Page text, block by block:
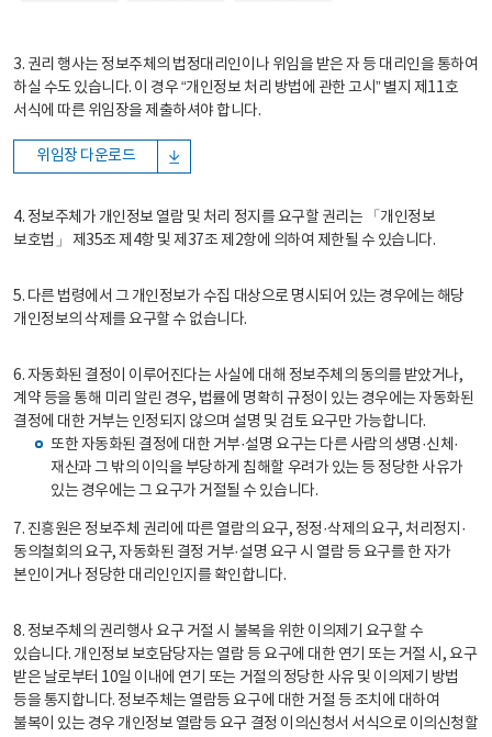
3. 권리 행사는 정보주체의 법정대리인이나 위임을 받은 자 등 대리인을 통하여
하실 수도 있습니다. 이 경우 “개인정보 처리 방법에 관한 고시” 별지 제11호
서식에 따른 위임장을 제출하셔야 합니다.
위임장 다운로드
4. 정보주체가 개인정보 열람 및 처리 정지를 요구할 권리는 「개인정보
보호법」 제35조 제4항 및 제37조 제2항에 의하여 제한될 수 있습니다.
5. 다른 법령에서 그 개인정보가 수집 대상으로 명시되어 있는 경우에는 해당
개인정보의 삭제를 요구할 수 없습니다.
6. 자동화된 결정이 이루어진다는 사실에 대해 정보주체의 동의를 받았거나,
계약 등을 통해 미리 알린 경우, 법률에 명확히 규정이 있는 경우에는 자동화된
결정에 대한 거부는 인정되지 않으며 설명 및 검토 요구만 가능합니다.
또한 자동화된 결정에 대한 거부·설명 요구는 다른 사람의 생명·신체·
재산과 그 밖의 이익을 부당하게 침해할 우려가 있는 등 정당한 사유가
있는 경우에는 그 요구가 거절될 수 있습니다.
7. 진흥원은 정보주체 권리에 따른 열람의 요구, 정정·삭제의 요구, 처리정지·
동의철회의 요구, 자동화된 결정 거부·설명 요구 시 열람 등 요구를 한 자가
본인이거나 정당한 대리인인지를 확인합니다.
8. 정보주체의 권리행사 요구 거절 시 불복을 위한 이의제기 요구할 수
있습니다. 개인정보 보호담당자는 열람 등 요구에 대한 연기 또는 거절 시, 요구
받은 날로부터 10일 이내에 연기 또는 거절의 정당한 사유 및 이의제기 방법
등을 통지합니다. 정보주체는 열람등 요구에 대한 거절 등 조치에 대하여
불복이 있는 경우 개인정보 열람등 요구 결정 이의신청서 서식으로 이의신청할